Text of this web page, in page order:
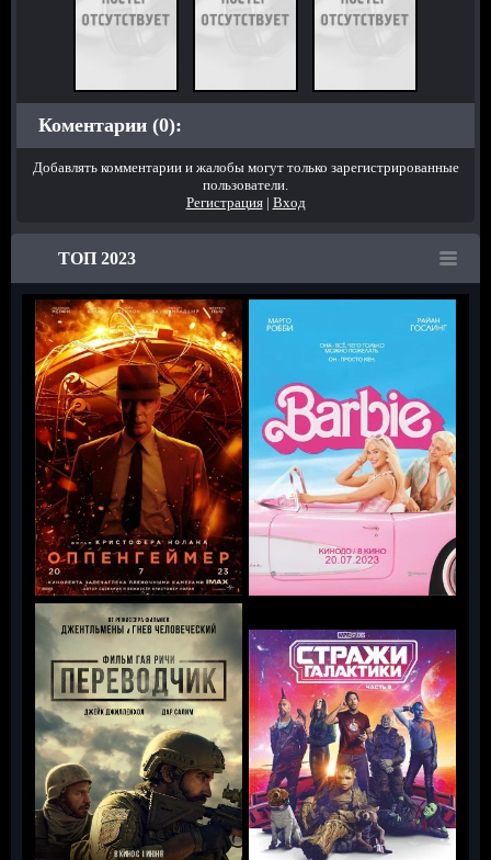
Коментарии (0):
Добавлять комментарии и жалобы могут только зарегистрированные
пользователи.
Регистрация| Вход
ТОП 2023